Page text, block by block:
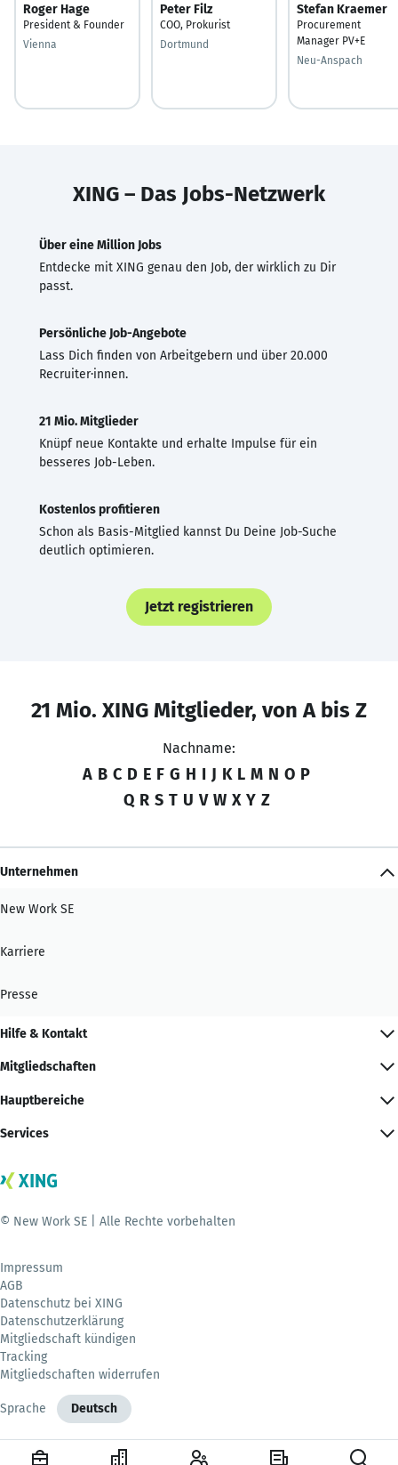
Roger Hage
President & Founder
Vienna
Peter Filz
COO, Prokurist
Dortmund
Stefan Kraemer
Procurement
Manager PV+E
Neu-Anspach
XING – Das Jobs-Netzwerk
Über eine Million Jobs
Entdecke mit XING genau den Job, der wirklich zu Dir
passt.
Persönliche Job-Angebote
Lass Dich finden von Arbeitgebern und über 20.000
Recruiter·innen.
21 Mio. Mitglieder
Knüpf neue Kontakte und erhalte Impulse für ein
besseres Job-Leben.
Kostenlos profitieren
Schon als Basis-Mitglied kannst Du Deine Job-Suche
deutlich optimieren.
Jetzt registrieren
21 Mio. XING Mitglieder, von A bis Z
Nachname:
A B C D E F G H I J K L M N O P
Q R S T U V W X Y Z
Unternehmen
New Work SE
Karriere
Presse
Hilfe & Kontakt
Mitgliedschaften
Hauptbereiche
Services
© New Work SE | Alle Rechte vorbehalten
Impressum
AGB
Datenschutz bei XING
Datenschutzerklärung
Mitgliedschaft kündigen
Tracking
Mitgliedschaften widerrufen
Sprache Deutsch